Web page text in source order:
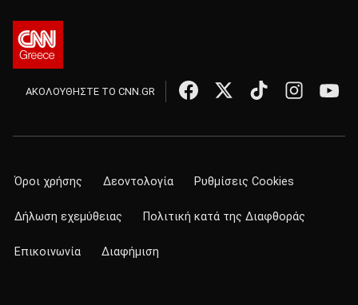
ΑΚΟΛΟΥΘΗΣΤΕ ΤΟ CNN.GR
Όροι χρήσης Δεοντολογία Ρυθμίσεις Cookies
Δήλωση εχεμύθειας Πολιτική κατά της Διαφθοράς
Επικοινωνία Διαφήμιση